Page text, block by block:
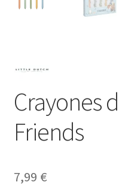
Crayones
Friends
7,99 €